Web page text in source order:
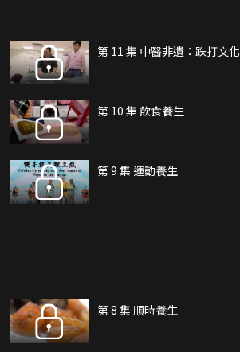
第 11 集 中醫非遺：跌打文化
第 10 集 飲食養生
第 9 集 運動養生
第 8 集 順時養生